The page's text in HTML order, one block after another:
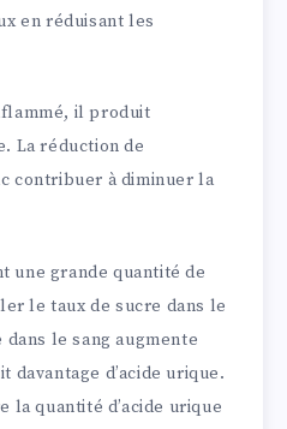
en réduisant les
il produit
La réduction de
contribuer à diminuer la
une grande quantité de
le taux de sucre dans le
le sang augmente
davantage d’acide urique.
la quantité d’acide urique